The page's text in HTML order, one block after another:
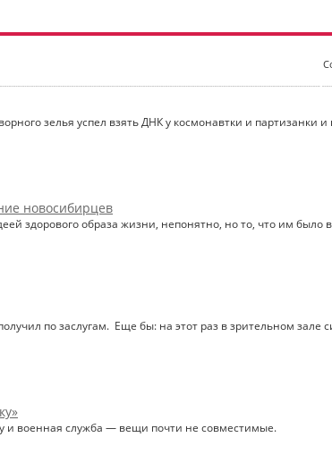
зелья успел взять ДНК у космонавтки и партизанки
новосибирцев
здорового образа жизни, непонятно, но то, что им
по заслугам. Еще бы: на этот раз в зрительном
и военная служба — вещи почти не совместимые.